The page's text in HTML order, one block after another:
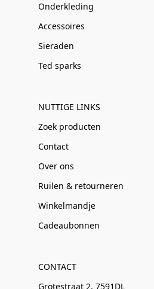
Onderkleding
Accessoires
Sieraden
Ted sparks
NUTTIGE LINKS
Zoek producten
Contact
Over ons
Ruilen & retourneren
Winkelmandje
Cadeaubonnen
CONTACT
Grotestraat 2, 7591DL